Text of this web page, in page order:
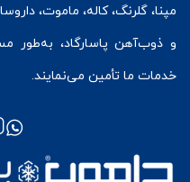
مپنا، گلرنگ، کاله، ماموت،
و ذوب‌آهن پاسارگاد، به‌طور
خدمات ما تأمین می‌نمایند.